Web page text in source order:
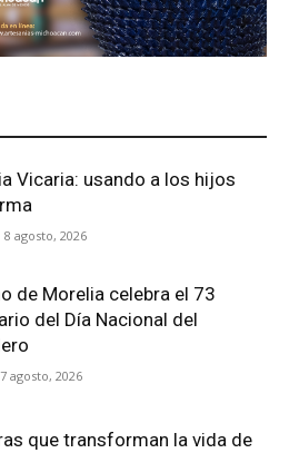
Vicaria: usando a los hijos
8 agosto, 2026
de Morelia celebra el 73
del Día Nacional del
7 agosto, 2026
que transforman la vida de